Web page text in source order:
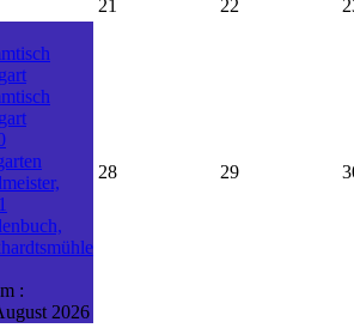
21 22
:
2026
28 29